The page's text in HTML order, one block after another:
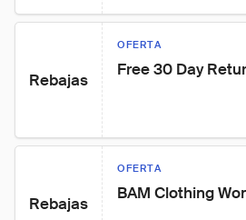
Rebajas
OFERTA
Free 30 Day
Rebajas
OFERTA
BAM Clothing